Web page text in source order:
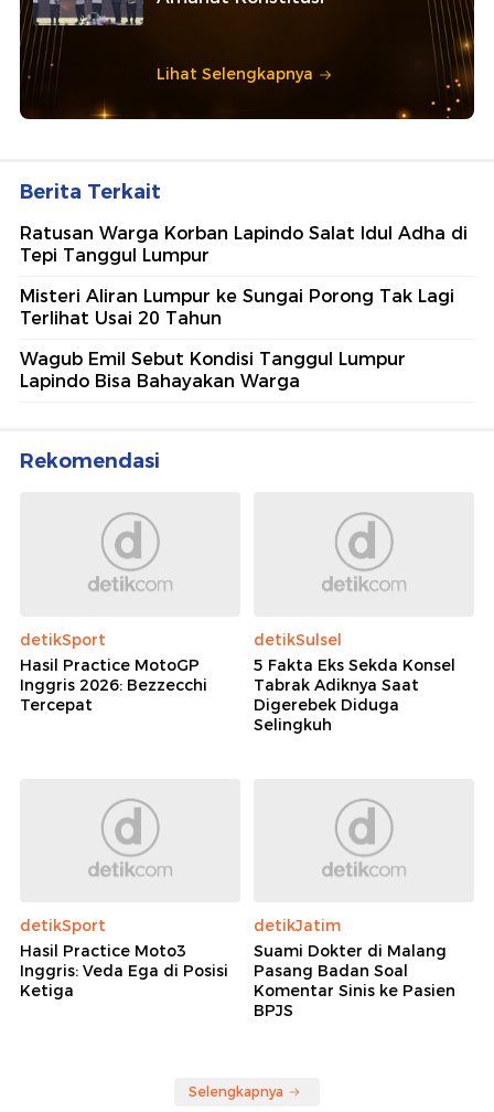
Lihat Selengkapnya
Berita Terkait
Ratusan Warga Korban Lapindo Salat Idul Adha di
Tepi Tanggul Lumpur
Misteri Aliran Lumpur ke Sungai Porong Tak Lagi
Terlihat Usai 20 Tahun
Wagub Emil Sebut Kondisi Tanggul Lumpur
Lapindo Bisa Bahayakan Warga
Rekomendasi
detikSport
Hasil Practice MotoGP
Inggris 2026: Bezzecchi
Tercepat
detikSulsel
5 Fakta Eks Sekda Konsel
Tabrak Adiknya Saat
Digerebek Diduga
Selingkuh
detikSport
Hasil Practice Moto3
Inggris: Veda Ega di Posisi
Ketiga
detikJatim
Suami Dokter di Malang
Pasang Badan Soal
Komentar Sinis ke Pasien
BPJS
Selengkapnya